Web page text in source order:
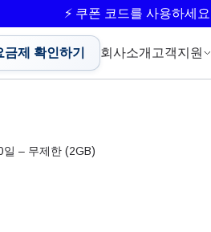
⚡ 쿠폰 코드를 사용하세요
금제 확인하기 회사소개 고객지원
일 – 무제한 (2GB)